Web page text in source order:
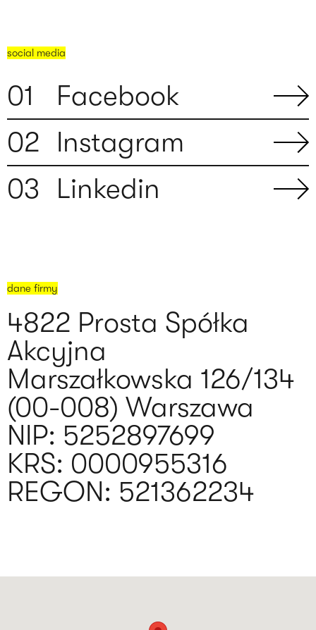
social media
01
Facebook
02
Instagram
03 Linkedin
dane firmy
4822 Prosta Spółka
Akcyjna
Marszałkowska 126/134
(00-008) Warszawa
NIP: 5252897699
KRS: 0000955316
REGON: 521362234